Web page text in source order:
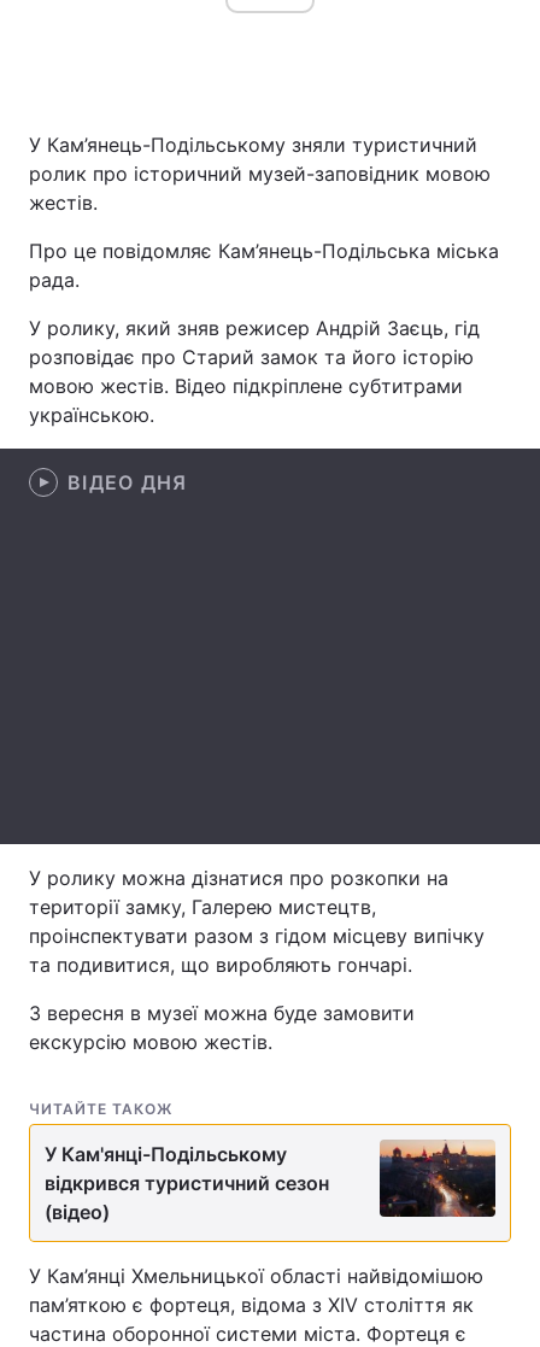
Головна Війна
Україна
Економіка Світ
Техно і зв'язок Лайт
Зброя
Здоров'я
Послуги
Тема оформлення
У Кам’янець-Подільському зняли туристичний
ролик про історичний музей-заповідник мовою
жестів.
Про це повідомляє Кам’янець-Подільська міська
рада.
У ролику, який зняв режисер Андрій Заєць, гід
розповідає про Старий замок та його історію
мовою жестів. Відео підкріплене субтитрами
українською.
ВІДЕО ДНЯ
У ролику можна дізнатися про розкопки на
території замку, Галерею мистецтв,
проінспектувати разом з гідом місцеву випічку
та подивитися, що виробляють гончарі.
З вересня в музеї можна буде замовити
екскурсію мовою жестів.
ЧИТАЙТЕ ТАКОЖ
У Кам'янці-Подільському
відкрився туристичний сезон
(відео)
У Кам’янці Хмельницької області найвідомішою
пам’яткою є фортеця, відома з XIV століття як
частина оборонної системи міста. Фортеця є